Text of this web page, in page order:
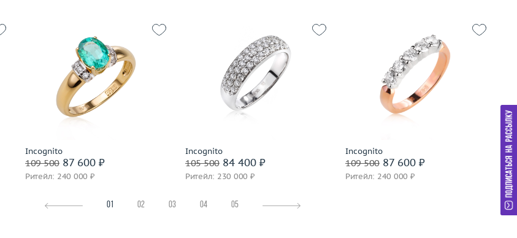
Incognito
109 50087 600 ₽
Ритейл: 240 000 ₽
17.25
Материал
золото 585 пробы
Incognito
105 50084 400 ₽
Ритейл: 230 000 ₽
Материал
золото 585 пробы
Подробнее
Incognito
109 50087 600 ₽
Ритейл: 240 000 ₽
Материал
золото 585 пробы
Подробнее
01 02 03 04 05